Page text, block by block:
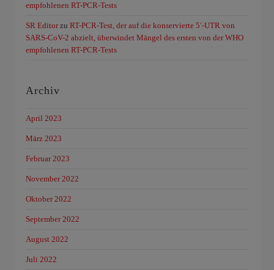
empfohlenen RT-PCR-Tests
SR EditorzuRT-PCR-Test, der auf die konservierte 5′-UTR von
SARS-CoV-2 abzielt, überwindet Mängel des ersten von der WHO
empfohlenen RT-PCR-Tests
Archiv
April 2023
März 2023
Februar 2023
November 2022
Oktober 2022
September 2022
August 2022
Juli 2022